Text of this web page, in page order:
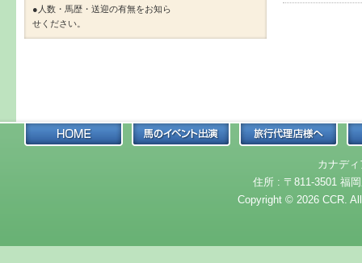
●人数・馬歴・送迎の有無をお知ら
せください。
カナデ
住所 : 〒811-3501 福
Copyright © 2026 CCR.